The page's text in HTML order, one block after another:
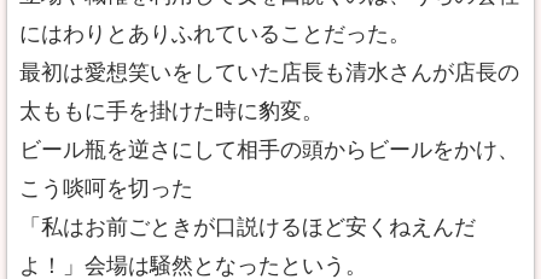
にはわりとありふれていることだった。
最初は愛想笑いをしていた店長も清水さんが店長の
太ももに手を掛けた時に豹変。
ビール瓶を逆さにして相手の頭からビールをかけ、
こう啖呵を切った
「私はお前ごときが口説けるほど安くねえんだ
よ！」会場は騒然となったという。